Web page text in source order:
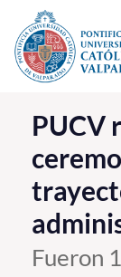
Click acá para ir
La Universidad
Investigación,
PUCV
Vinculación
PUCV
Fueron